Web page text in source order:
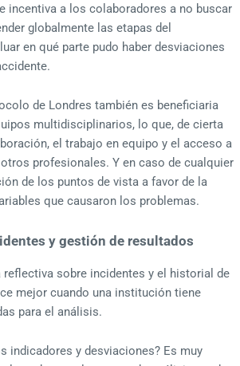
incentiva a los colaboradores a no buscar
globalmente las etapas del
en qué parte pudo haber desviaciones
de Londres también es beneficiaria
multidisciplinarios, lo que, de cierta
el trabajo en equipo y el acceso a
profesionales. Y en caso de cualquier
de los puntos de vista a favor de la
que causaron los problemas.
y gestión de resultados
reflectiva sobre incidentes y el historial de
mejor cuando una institución tiene
para el análisis.
indicadores y desviaciones? Es muy